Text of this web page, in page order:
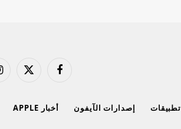
فيسبوك
X
تطبيقات إصدارات الآيفون أخبار APPLE